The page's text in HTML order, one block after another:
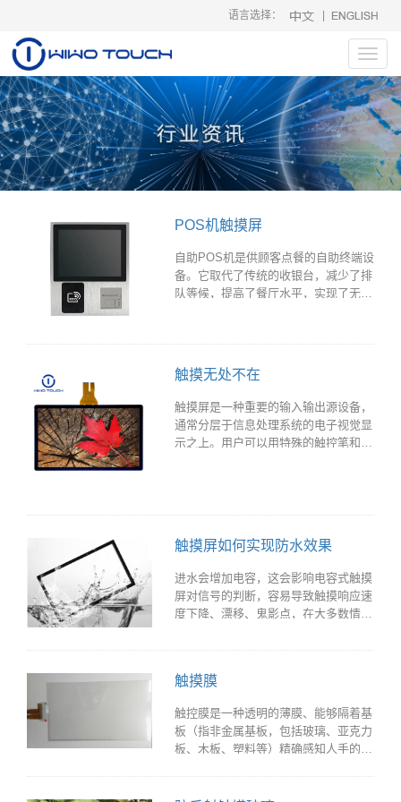
语言选择：
POS机触摸屏
自助POS机是供顾客点餐的自助终端设
备。它取代了传统的收银台，减少了排
队等候，提高了餐厅水平，实现了无接
触摸无处不在
触摸屏是一种重要的输入输出源设备，
通常分层于信息处理系统的电子视觉显
示之上。用户可以用特殊的触控笔和/
手套来工作，而另一些则只使用特殊的
显示内容做出反应，并控制显示方式;
触摸屏如何实现防水效果
进水会增加电容，这会影响电容式触摸
屏对信号的判断，容易导致触摸响应速
度下降、漂移、鬼影点，在大多数情况
知道，一个合格的产品是不允许这样的
何解决因进水导致手指触控失败、误触
一大挑战。当水落在触摸屏上时，由于
水导电，它会改变两个传感模块之间的
电场耦合。对于一根手指直径的水滴来
说，它所产生的信号变化一定小于手指
触摸膜
触控膜是一种透明的薄膜、能够隔着基
板（指非金属基板，包括玻璃、亚克力
板、木板、塑料等）精确感知人手的触